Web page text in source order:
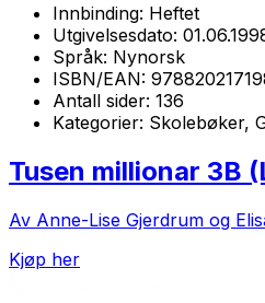
Innbinding: Heftet
Utgivelsesdato:
Språk: Nynorsk
ISBN/EAN:
Antall sider: 136
Kategorier: Skolebøker,
Tusen millionar 3B
Av Anne-Lise Gjerdrum og
Kjøp her